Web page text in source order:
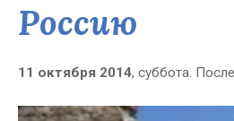
Россию
11 октября 2014, суббота.